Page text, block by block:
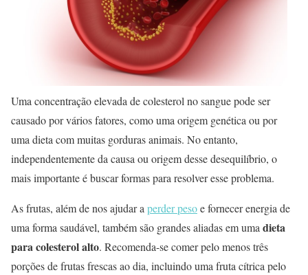
Uma concentração elevada de colesterol no sangue pode ser
causado por vários fatores, como uma origem genética ou por
uma dieta com muitas gorduras animais. No entanto,
independentemente da causa ou origem desse desequilíbrio, o
mais importante é buscar formas para resolver esse problema.
As frutas, além de nos ajudar a perder pesoe fornecer energia de
uma forma saudável, também são grandes aliadas em uma dieta
para colesterol alto. Recomenda-se comer pelo menos três
porções de frutas frescas ao dia, incluindo uma fruta cítrica pelo